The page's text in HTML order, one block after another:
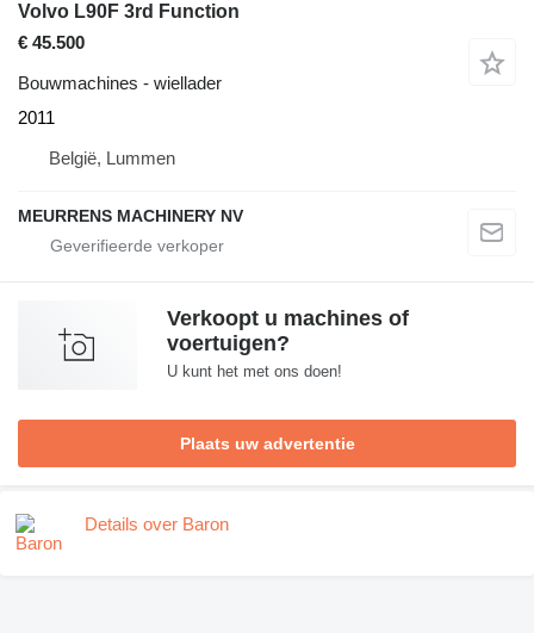
Volvo L90F 3rd Function
€ 45.500
Bouwmachines - wiellader
2011
België, Lummen
MEURRENS MACHINERY NV
Verkoopt u machines of
voertuigen?
U kunt het met ons doen!
Plaats uw advertentie
Details over Baron